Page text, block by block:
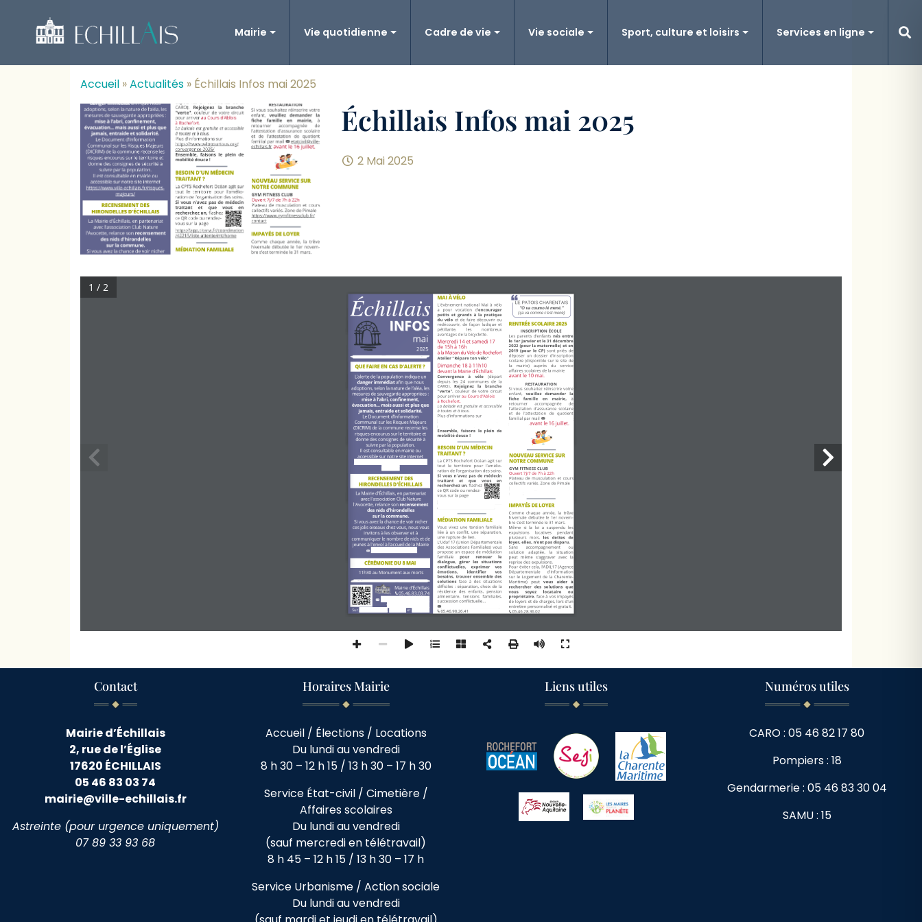
Mairie Vie quotidienne Cadre de vie Vie sociale Sport, culture et loisirs Services en ligne
Accueil »Actualités » Échillais Infos mai 2025
Échillais Infos mai 2025
2 Mai 2025
1 / 2
Contact
Mairie d’Échillais
2, rue de l’Église
17620 ÉCHILLAIS
05 46 83 03 74
mairie@ville-echillais.fr
Astreinte (pour urgence uniquement)
07 89 33 93 68
Horaires Mairie
Accueil / Élections / Locations
Du lundi au vendredi
8 h 30 – 12 h 15 / 13 h 30 – 17 h 30
Service État-civil / Cimetière /
Affaires scolaires
Du lundi au vendredi
(sauf mercredi en télétravail)
8 h 45 – 12 h 15 / 13 h 30 – 17 h
Service Urbanisme / Action sociale
Du lundi au vendredi
Liens utiles Numéros utiles
CARO : 05 46 82 17 80
Pompiers : 18
Gendarmerie : 05 46 83 30 04
SAMU : 15